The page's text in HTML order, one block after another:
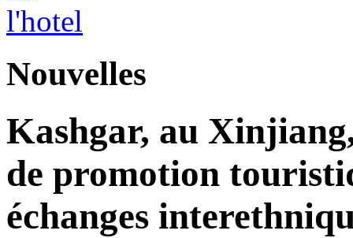
Nouvelles
Kashgar, au
de promotion
échanges